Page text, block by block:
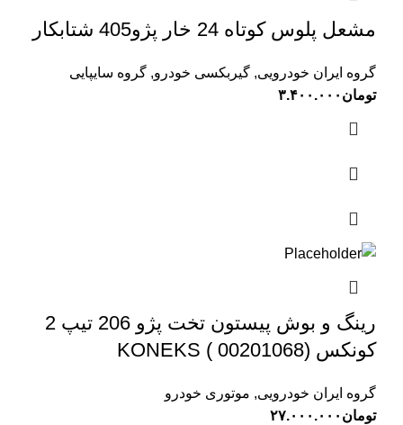
مشعل پلوس کوتاه 24 خار پژو405 شتابکار
گروه ایران خودرویی, گیربکسی خودرو, گروه سایپایی
تومان ۳.۴۰۰.۰۰۰
رینگ و بوش پیستون تخت پژو 206 تیپ 2
کونکس KONEKS ( 00201068)
گروه ایران خودرویی, موتوری خودرو
تومان ۲۷.۰۰۰.۰۰۰